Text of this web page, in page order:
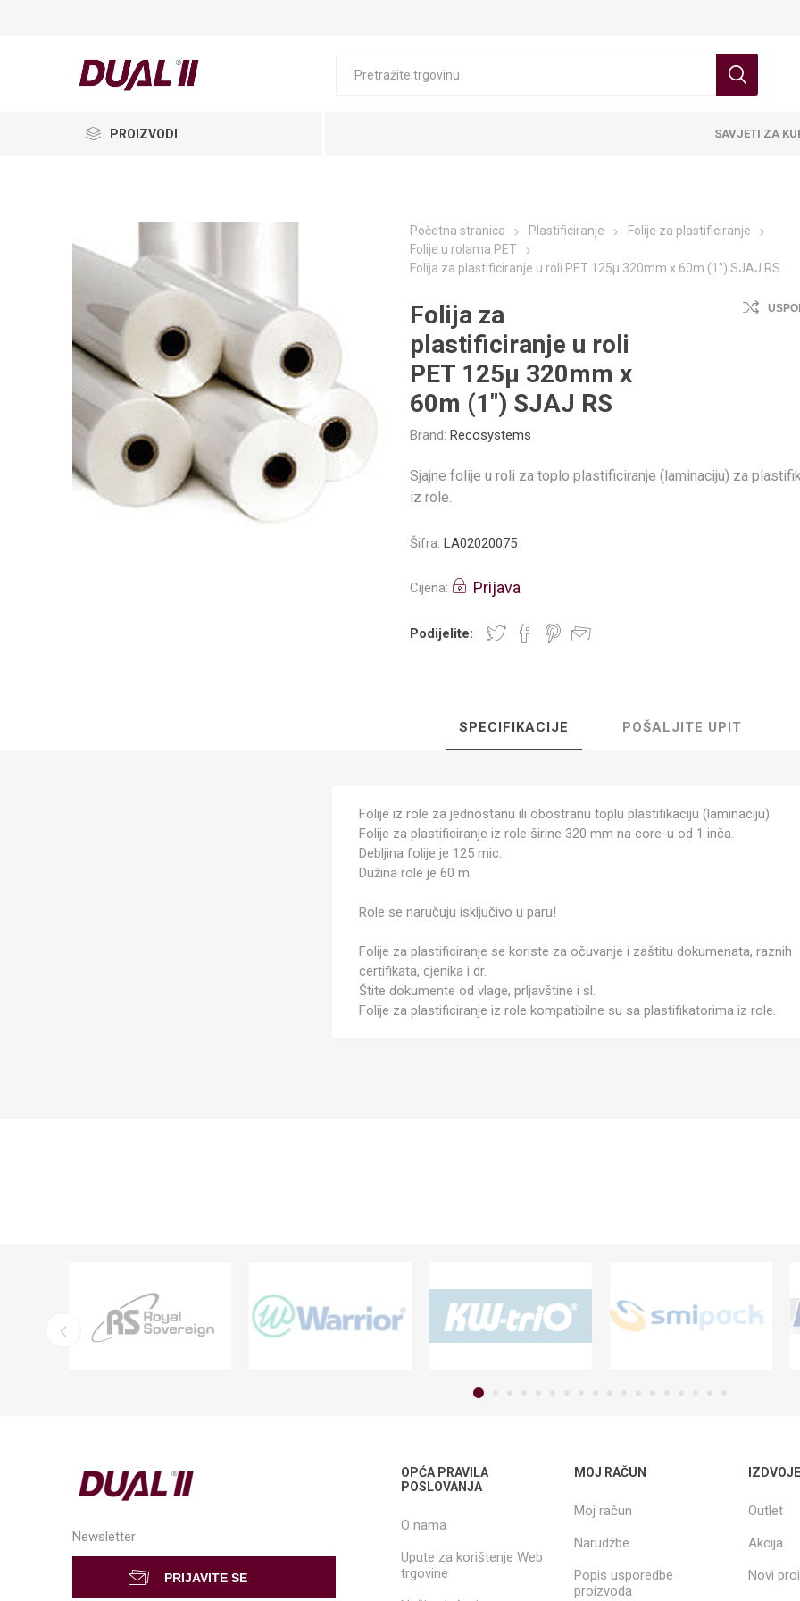
PROIZVODI SAVJETI ZA
Početna stranica Plastificiranje
Folije za plastificiranje
Folije u rolama PET
Folija za plastificiranje u roli PET 125µ 320mm x 60m (1") SJAJ RS
Folija za
plastificiranje u roli
PET 125µ 320mm x
60m (1") SJAJ RS
Brand: Recosystems
Sjajne folije u roli za toplo plastificiranje (laminaciju) za
iz role.
Šifra: LA02020075
Cijena: Prijava
Podijelite:
SPECIFIKACIJE POŠALJITE UPIT
Folije iz role za jednostanu ili obostranu toplu plastifikaciju (laminaciju).
Folije za plastificiranje iz role širine 320 mm na core-u od 1 inča.
Debljina folije je 125 mic.
Dužina role je 60 m.
Role se naručuju isključivo u paru!
Folije za plastificiranje se koriste za očuvanje i zaštitu dokumenata, raznih
certifikata, cjenika i dr.
Štite dokumente od vlage, prljavštine i sl.
Folije za plastificiranje iz role kompatibilne su sa plastifikatorima iz role.
Newsletter
OPĆA PRAVILA
POSLOVANJA
O nama
Upute za korištenje Web
trgovine
MOJ RAČUN
Moj račun
Narudžbe
Popis usporedbe
proizvoda
Outlet
Akcija
Novi